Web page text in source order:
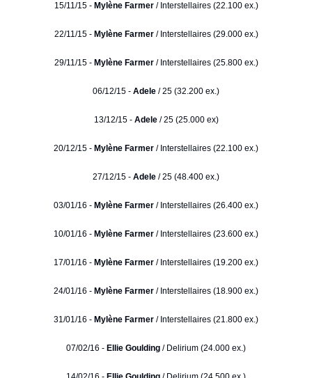
15/11/15 - Mylène Farmer/ Interstellaires (22.100 ex.)
22/11/15 - Mylène Farmer/ Interstellaires (29.000 ex.)
29/11/15 - Mylène Farmer/ Interstellaires (25.800 ex.)
06/12/15 - Adele / 25 (32.200 ex.)
13/12/15 - Adele / 25 (25.000 ex)
20/12/15 - Mylène Farmer / Interstellaires (22.100 ex.)
27/12/15 - Adele / 25 (48.400 ex.)
03/01/16 - Mylène Farmer / Interstellaires (26.400 ex.)
10/01/16 - Mylène Farmer / Interstellaires (23.600 ex.)
17/01/16 - Mylène Farmer / Interstellaires (19.200 ex.)
24/01/16 - Mylène Farmer / Interstellaires (18.900 ex.)
31/01/16 - Mylène Farmer / Interstellaires (21.800 ex.)
07/02/16 - Ellie Goulding / Delirium (24.000 ex.)